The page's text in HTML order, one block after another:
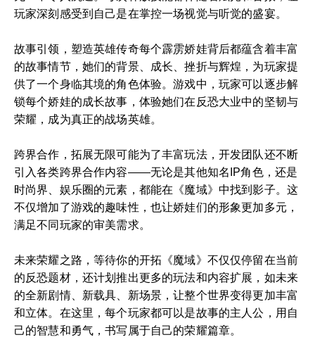
玩家深刻感受到自己是在掌控一场视觉与听觉的盛宴。
故事引领，塑造英雄传奇每个霹雳娇娃背后都蕴含着丰富
的故事情节，她们的背景、成长、挫折与辉煌，为玩家提
供了一个身临其境的角色体验。游戏中，玩家可以逐步解
锁每个娇娃的成长故事，体验她们在反恐大业中的坚韧与
荣耀，成为真正的战场英雄。
跨界合作，拓展无限可能为了丰富玩法，开发团队还不断
引入各类跨界合作内容——无论是其他知名IP角色，还是
时尚界、娱乐圈的元素，都能在《魔域》中找到影子。这
不仅增加了游戏的趣味性，也让娇娃们的形象更加多元，
满足不同玩家的审美需求。
未来荣耀之路，等待你的开拓《魔域》不仅仅停留在当前
的反恐题材，还计划推出更多的玩法和内容扩展，如未来
的全新剧情、新载具、新场景，让整个世界变得更加丰富
和立体。在这里，每个玩家都可以是故事的主人公，用自
己的智慧和勇气，书写属于自己的荣耀篇章。